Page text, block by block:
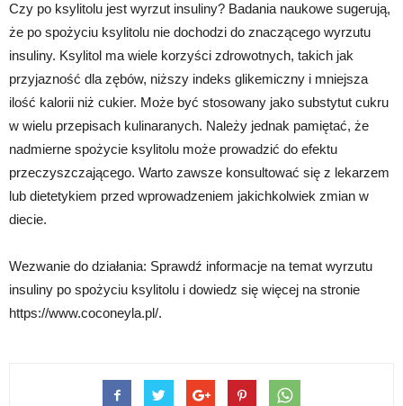
Czy po ksylitolu jest wyrzut insuliny? Badania naukowe sugerują,
że po spożyciu ksylitolu nie dochodzi do znaczącego wyrzutu
insuliny. Ksylitol ma wiele korzyści zdrowotnych, takich jak
przyjazność dla zębów, niższy indeks glikemiczny i mniejsza
ilość kalorii niż cukier. Może być stosowany jako substytut cukru
w wielu przepisach kulinaranych. Należy jednak pamiętać, że
nadmierne spożycie ksylitolu może prowadzić do efektu
przeczyszczającego. Warto zawsze konsultować się z lekarzem
lub dietetykiem przed wprowadzeniem jakichkolwiek zmian w
diecie.
Wezwanie do działania: Sprawdź informacje na temat wyrzutu
insuliny po spożyciu ksylitolu i dowiedz się więcej na stronie
https://www.coconeyla.pl/.